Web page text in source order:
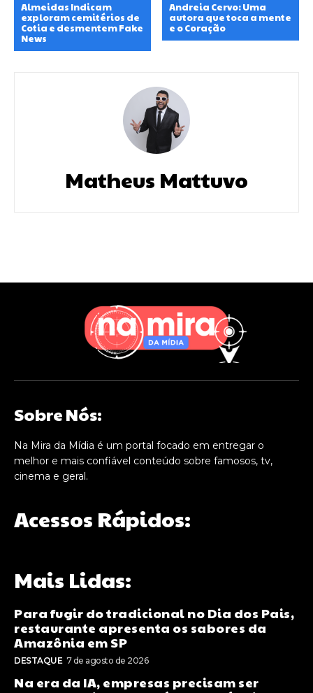
Almeidas Indicam
exploram cemitérios de
Cotia e desmentem Fake
News
Andreia Cervo: Uma
autora que toca a mente
e o Coração
Matheus Mattuvo
Sobre Nós:
Na Mira da Mídia é um portal focado em entregar o
melhor e mais confiável conteúdo sobre famosos, tv,
cinema e geral.
Acessos Rápidos:
Mais Lidas:
Para fugir do tradicional no Dia dos Pais,
restaurante apresenta os sabores da
Amazônia em SP
DESTAQUE 7 de agosto de 2026
Na era da IA, empresas precisam ser